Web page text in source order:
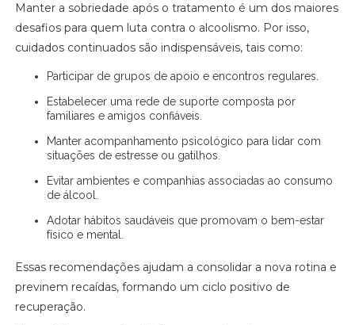
Manter a sobriedade após o tratamento é um dos maiores
desafios para quem luta contra o alcoolismo. Por isso,
cuidados continuados são indispensáveis, tais como:
Participar de grupos de apoio e encontros regulares.
Estabelecer uma rede de suporte composta por
familiares e amigos confiáveis.
Manter acompanhamento psicológico para lidar com
situações de estresse ou gatilhos.
Evitar ambientes e companhias associadas ao consumo
de álcool.
Adotar hábitos saudáveis que promovam o bem-estar
físico e mental.
Essas recomendações ajudam a consolidar a nova rotina e
previnem recaídas, formando um ciclo positivo de
recuperação.